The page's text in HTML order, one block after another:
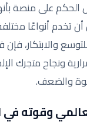
على منصة
أنواعًا
والابتكار،
ونجاح متجرك
والضعف.
وقوته